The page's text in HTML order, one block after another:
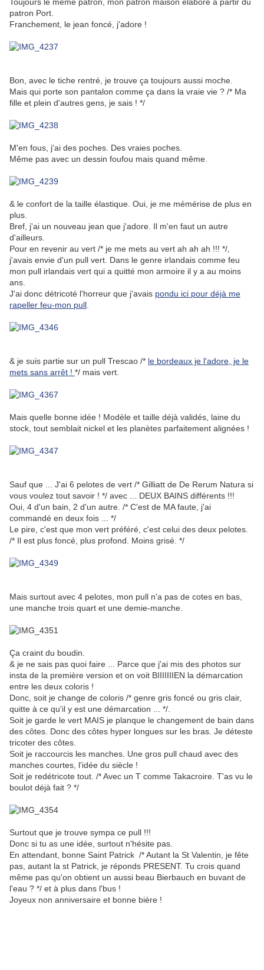
patron Port.
Franchement, le jean foncé, j'adore !
Bon, avec le tiche rentré, je trouve ça toujours aussi moche.
Mais qui porte son pantalon comme ça dans la vraie vie ? /* Ma
fille et plein d'autres gens, je sais ! */
M'en fous, j'ai des poches. Des vraies poches.
Même pas avec un dessin foufou mais quand même.
& le confort de la taille élastique. Oui, je me mémérise de plus en
plus.
Bref, j'ai un nouveau jean que j'adore. Il m'en faut un autre
d'ailleurs.
Pour en revenir au vert /* je me mets au vert ah ah ah !!! */,
j'avais envie d'un pull vert. Dans le genre irlandais comme feu
mon pull irlandais vert qui a quitté mon armoire il y a au moins
ans.
J'ai donc détricoté l'horreur que j'avais pondu ici pour déjà me
rapeller feu-mon pull
& je suis partie sur un pull Trescao /* le bordeaux je l'adore, je le
mets sans arrêt ! */ mais vert.
Mais quelle bonne idée ! Modèle et taille déjà validés, laine du
stock, tout semblait nickel et les planètes parfaitement alignées !
Sauf que ... J'ai 6 pelotes de vert /* Gilliatt de De Rerum Natura si
vous voulez tout savoir ! */ avec ... DEUX BAINS différents !!!
Oui, 4 d'un bain, 2 d'un autre. /* C'est de MA faute, j'ai
commandé en deux fois ... */
Le pire, c'est que mon vert préféré, c'est celui des deux pelotes.
/* Il est plus foncé, plus profond. Moins grisé. */
Mais surtout avec 4 pelotes, mon pull n'a pas de cotes en bas,
une manche trois quart et une demie-manche.
Ça craint du boudin.
& je ne sais pas quoi faire ... Parce que j'ai mis des photos sur
insta de la première version et on voit BIIIIIIIEN la démarcation
entre les deux coloris !
Donc, soit je change de coloris /* genre gris foncé ou gris clair,
quitte à ce qu'il y est une démarcation ... */.
Soit je garde le vert MAIS je planque le changement de bain dans
des côtes. Donc des côtes hyper longues sur les bras. Je déteste
tricoter des côtes.
Soit je raccourcis les manches. Une gros pull chaud avec des
manches courtes, l'idée du siècle !
Soit je redétricote tout. /* Avec un T comme Takacroire. T'as vu le
boulot déjà fait ? */
Surtout que je trouve sympa ce pull !!!
Donc si tu as une idée, surtout n'hésite pas.
En attendant, bonne Saint Patrick /* Autant la St Valentin, je fête
pas, autant la st Patrick, je réponds PRESENT. Tu crois quand
même pas qu'on obtient un aussi beau Bierbauch en buvant de
l'eau ? */ et à plus dans l'bus !
Joyeux non anniversaire et bonne bière !